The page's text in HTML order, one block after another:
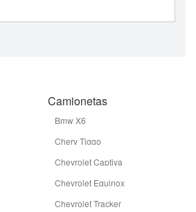
Camionetas
Bmw X6
Chery Tiggo
Chevrolet Captiva
Chevrolet Equinox
Chevrolet Tracker